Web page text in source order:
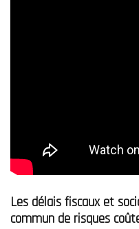
Les délais fiscaux et
commun de risques